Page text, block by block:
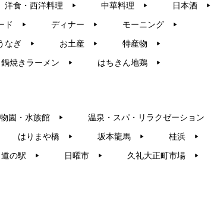
洋食・西洋料理 ▶︎ 中華料理 ▶︎ 日本酒 ▶︎
ド ▶︎ ディナー ▶︎ モーニング ▶︎
なぎ ▶︎ お土産 ▶︎ 特産物 ▶︎
鍋焼きラーメン ▶︎ はちきん地鶏 ▶︎
園・水族館 ▶︎ 温泉・スパ・リラクゼーション
はりまや橋 ▶︎ 坂本龍馬 ▶︎ 桂浜 ▶︎
道の駅 ▶︎ 日曜市 ▶︎ 久礼大正町市場 ▶︎